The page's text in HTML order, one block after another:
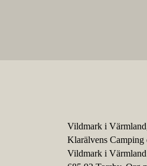
Vildmark i
Klarälvens Camping
Vildmark i